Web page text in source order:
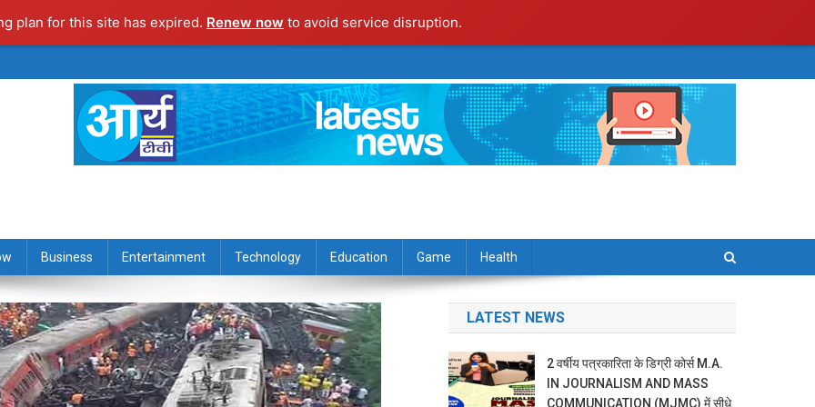
plan for this site has expired. Renew now to avoid service disruption.
Business Entertainment Technology Education Game Health
LATEST NEWS
2 वर्षीय पत्रकारिता के डिग्री कोर्स M.A.
IN JOURNALISM AND MASS
COMMUNICATION (MJMC) में सीधे